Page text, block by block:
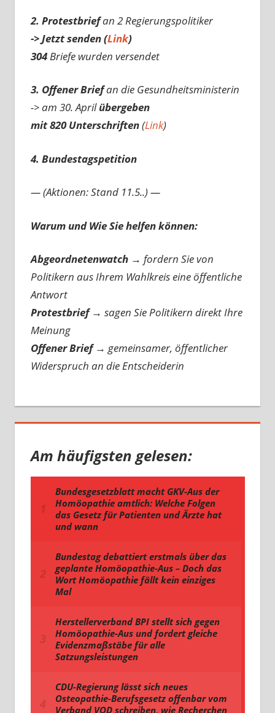
2. Protestbriefan 2 Regierungspolitiker
-> Jetzt senden (Link)
304Briefe wurden versendet
3. Offener Briefan die Gesundheitsministerin
-> am 30. Aprilübergeben
mit 820 Unterschriften(Link)
4. Bundestagspetition
— (Aktionen: Stand 11.5..) —
Warum und Wie Sie helfen können:
Abgeordnetenwatch → fordern Sie von
Politikern aus Ihrem Wahlkreis eine öffentliche
Antwort
Protestbrief → sagen Sie Politikern direkt Ihre
Meinung
Offener Brief → gemeinsamer, öffentlicher
Widerspruch an die Entscheiderin
Am häufigsten gelesen: